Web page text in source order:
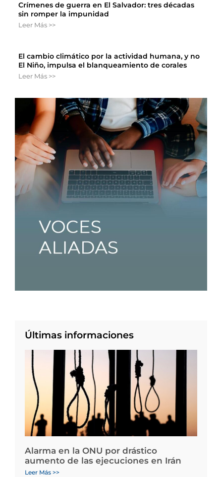
Crímenes de guerra en El Salvador: tres décadas
sin romper la impunidad
Leer Más >>
El cambio climático por la actividad humana, y no
El Niño, impulsa el blanqueamiento de corales
Leer Más >>
Últimas informaciones
Alarma en la ONU por drástico
aumento de las ejecuciones en Irán
Leer Más >>